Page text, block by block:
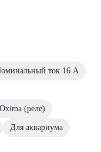
ток 16 А
(реле)
Для аквариума